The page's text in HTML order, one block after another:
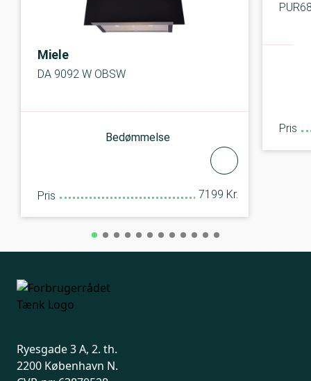
Miele
DA 9092 W OBSW
Bedømmelse
Pris 7199 Kr.
Pris
Ryesgade 3 A, 2. th.
2200 København N.